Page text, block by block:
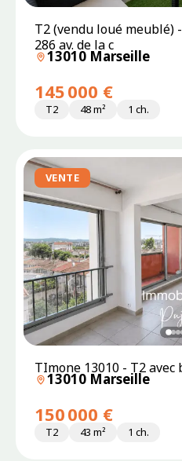
T2 (vendu loué meublé) -
286 av. de la c
13010 Marseille
145 000 €
T2 48 m² 1 ch.
VENTE
TImone 13010 -
13010 Marseille
150 000 €
T2 43 m² 1 ch.